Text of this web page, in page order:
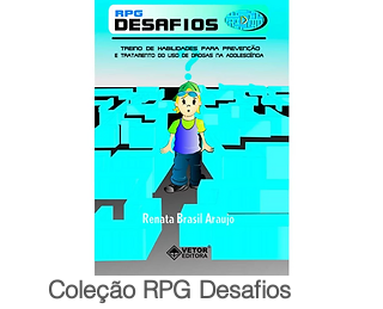
Coleção RPG Desafios